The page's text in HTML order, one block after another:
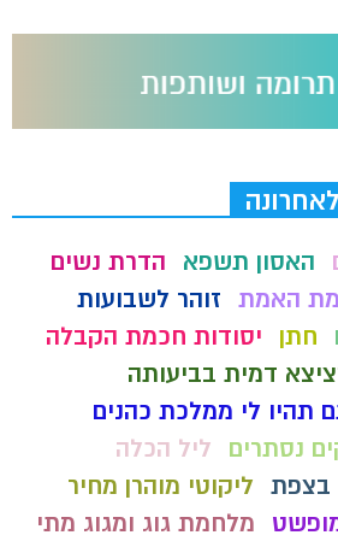
האסון תשפא
הדרת נשים
האמת זוהר לשבועות
חתן
יסודות חכמת הקבלה
דמית בביעותה
תהיו לי ממלכת כהנים
נסתרים
ליל הכלה
בצפת ליקוטי מוהרן מחיר
מלחמת גוג ומגוג מתי